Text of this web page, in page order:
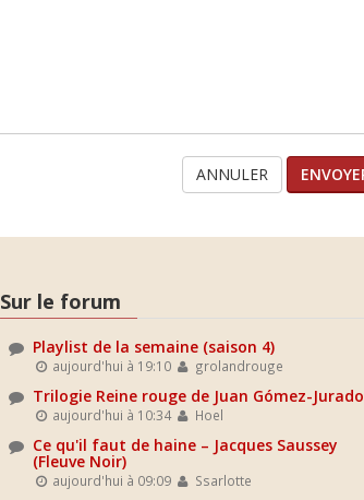
ANNULER
Sur le forum
Playlist de la semaine (saison 4)
aujourd'hui à 19:10 grolandrouge
Trilogie Reine rouge de Juan Gómez-Jurado
aujourd'hui à 10:34 Hoel
Ce qu'il faut de haine – Jacques Saussey
(Fleuve Noir)
aujourd'hui à 09:09 Ssarlotte